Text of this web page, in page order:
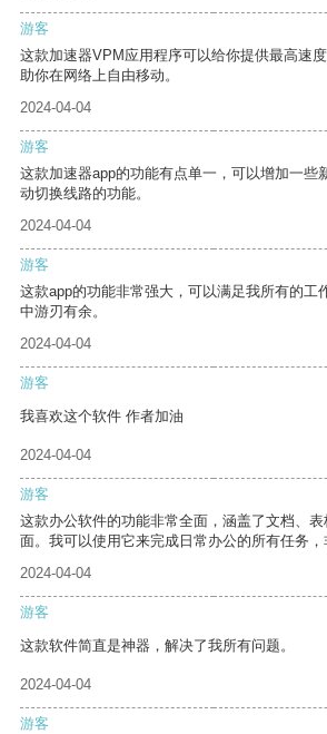
游客
这款加速器VPM应用程序可以给你提供最高速
助你在网络上自由移动。
2024-04-04
游客
这款加速器app的功能有点单一，可以增加一些
动切换线路的功能。
2024-04-04
游客
这款app的功能非常强大，可以满足我所有的工
中游刃有余。
2024-04-04
游客
我喜欢这个软件 作者加油
2024-04-04
游客
这款办公软件的功能非常全面，涵盖了文档、
面。我可以使用它来完成日常办公的所有任务，
2024-04-04
游客
这款软件简直是神器，解决了我所有问题。
2024-04-04
游客